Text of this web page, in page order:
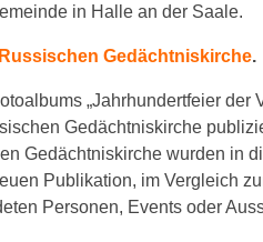
in Halle an der Saale.
Gedächtniskirche.
„Jahrhundertfeier der
Gedächtniskirche
Gedächtniskirche wurden in
Publikation, im Vergleich
Personen, Events oder